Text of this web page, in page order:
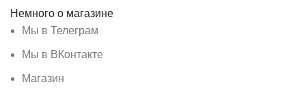
Немного о магазине
Мы в Телеграм
Мы в ВКонтакте
Магазин